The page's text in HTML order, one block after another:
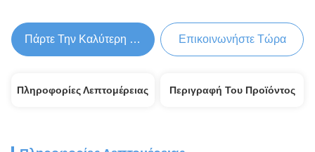
Πάρτε Την Καλύτερη Τιμή Επικοινωνήστε Τώρα
Πληροφορίες Λεπτομέρειας Περιγραφή Του Προϊόντος